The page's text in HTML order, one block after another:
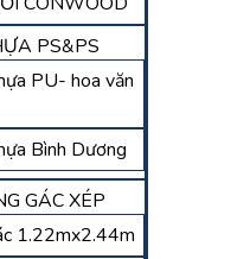
PS&PS
PU- hoa văn
Bình Dương
GÁC XÉP
1.22mx2.44m